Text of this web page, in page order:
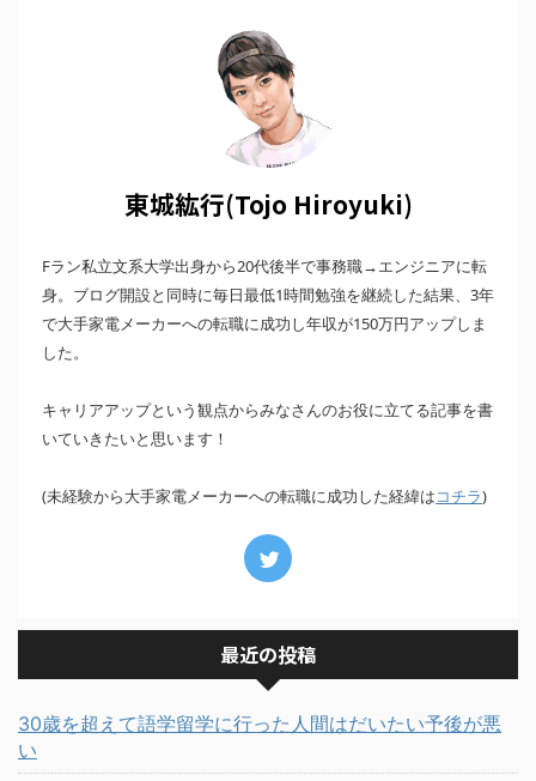
東城紘行(Tojo Hiroyuki)
Fラン私立文系大学出身から20代後半で事務職→エンジニアに転
身。ブログ開設と同時に毎日最低1時間勉強を継続した結果、3年
で大手家電メーカーへの転職に成功し年収が150万円アップしま
した。
キャリアアップという観点からみなさんのお役に立てる記事を書
いていきたいと思います！
(未経験から大手家電メーカーへの転職に成功した経緯はコチラ)
最近の投稿
30歳を超えて語学留学に行った人間はだいたい予後が悪
い